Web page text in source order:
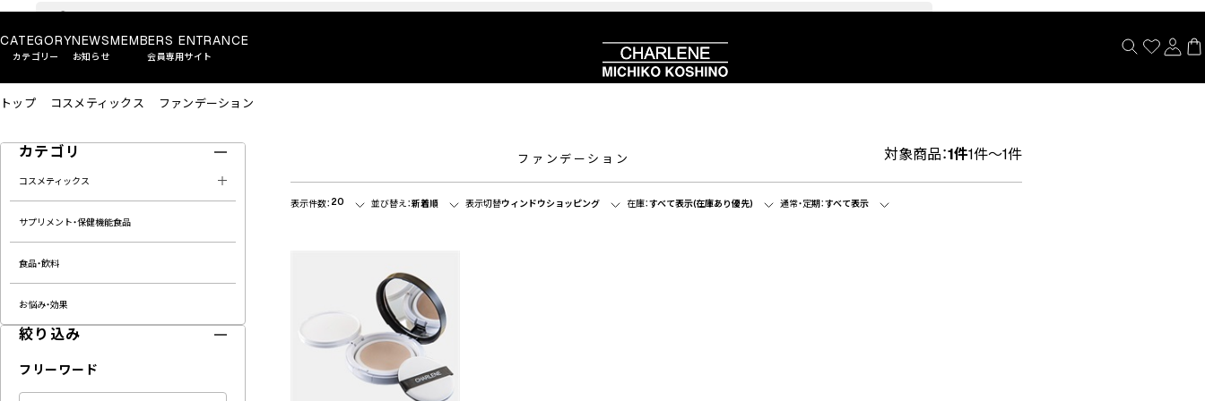
CATEGORY
カテゴリー
NEWS
お知らせ
MEMBERS ENTRANCE
会員専用サイト
トップ コスメティックス ファンデーション
カテゴリ
コスメティックス
サプリメント・保健機能食品
食品・飲料
お悩み・効果
絞り込み
フリーワード
ファンデーション 対象商品：1件1件～1件
表示件数： 20 並び替え：新着順 表示切替ウィンドウショッピング 在庫：すべて表示(在庫あり優先) 通常・定期：すべて表示